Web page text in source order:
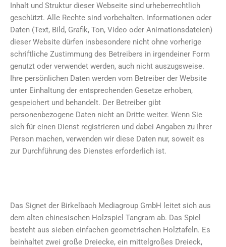
Inhalt und Struktur dieser Webseite sind urheberrechtlich
geschützt. Alle Rechte sind vorbehalten. Informationen oder
Daten (Text, Bild, Grafik, Ton, Video oder Animationsdateien)
dieser Website dürfen insbesondere nicht ohne vorherige
schriftliche Zustimmung des Betreibers in irgendeiner Form
genutzt oder verwendet werden, auch nicht auszugsweise.
Ihre persönlichen Daten werden vom Betreiber der Website
unter Einhaltung der entsprechenden Gesetze erhoben,
gespeichert und behandelt. Der Betreiber gibt
personenbezogene Daten nicht an Dritte weiter. Wenn Sie
sich für einen Dienst registrieren und dabei Angaben zu Ihrer
Person machen, verwenden wir diese Daten nur, soweit es
zur Durchführung des Dienstes erforderlich ist.
Das Signet der Birkelbach Mediagroup GmbH leitet sich aus
dem alten chinesischen Holzspiel Tangram ab. Das Spiel
besteht aus sieben einfachen geometrischen Holztafeln. Es
beinhaltet zwei große Dreiecke, ein mittelgroßes Dreieck,